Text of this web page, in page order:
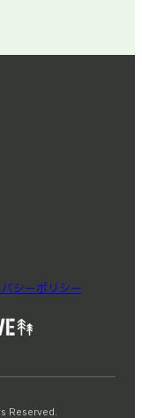
シーポリシー
Reserved.